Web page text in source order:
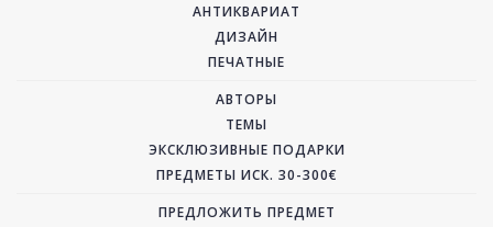
АНТИКВАРИАТ
ДИЗАЙН
ПЕЧАТНЫЕ
АВТОРЫ
ТЕМЫ
ЭКСКЛЮЗИВНЫЕ ПОДАРКИ
ПРЕДМЕТЫ ИСК. 30-300€
ПРЕДЛОЖИТЬ ПРЕДМЕТ